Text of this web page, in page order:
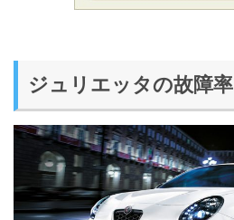
ジュリエッタの故障率